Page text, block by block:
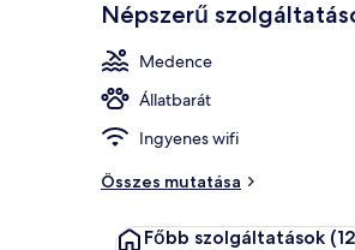
Népszerű
Medence
Állatbarát
Ingyenes wifi
Összes mutatása
Főbb szolgáltatások